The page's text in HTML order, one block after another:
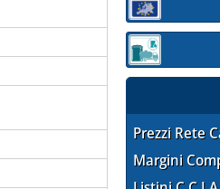
Sezione:
Sezione:
Prezzi Rete
Margini